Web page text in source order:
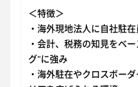
＜特徴＞
・海外現地法人に自社駐
・会計、税務の知見をベ
グ"に強み
・海外駐在やクロスボー